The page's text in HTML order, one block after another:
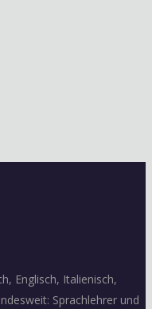
Englisch, Italienisch,
Sprachlehrer und